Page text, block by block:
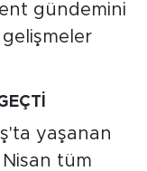
gündemini
yaşanan
Nisan tüm